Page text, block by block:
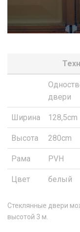
двери
Ширина 128,5cm
Высота 280cm
Рама PVH
Цвет белый
Стеклянные двери
высотой 3 м.